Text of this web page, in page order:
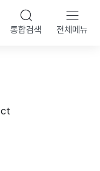
통합검색 전체메뉴